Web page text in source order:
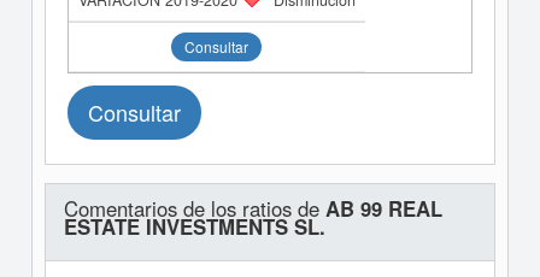
Consultar
Consultar
Comentarios de los ratios de AB 99 REAL
ESTATE INVESTMENTS SL.